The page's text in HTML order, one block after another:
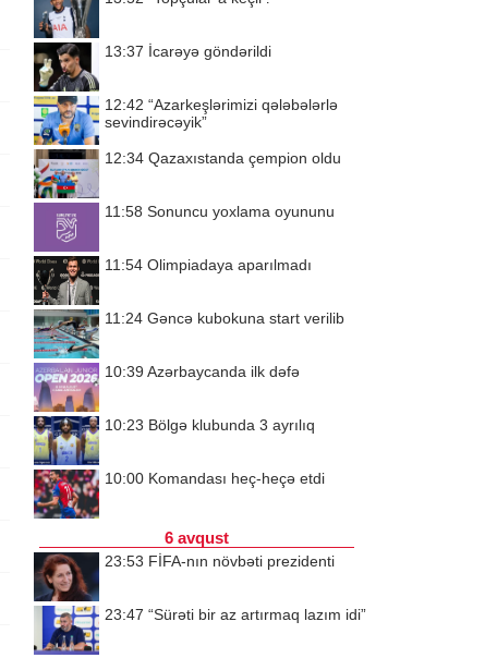
13:37 İcarəyə göndərildi
12:42 “Azarkeşlərimizi qələbələrlə
sevindirəcəyik”
12:34 Qazaxıstanda çempion oldu
11:58 Sonuncu yoxlama oyununu
11:54 Olimpiadaya aparılmadı
11:24 Gəncə kubokuna start verilib
10:39 Azərbaycanda ilk dəfə
10:23 Bölgə klubunda 3 ayrılıq
10:00 Komandası heç-heçə etdi
6 avqust
23:53 FİFA-nın növbəti prezidenti
23:47 “Sürəti bir az artırmaq lazım idi”